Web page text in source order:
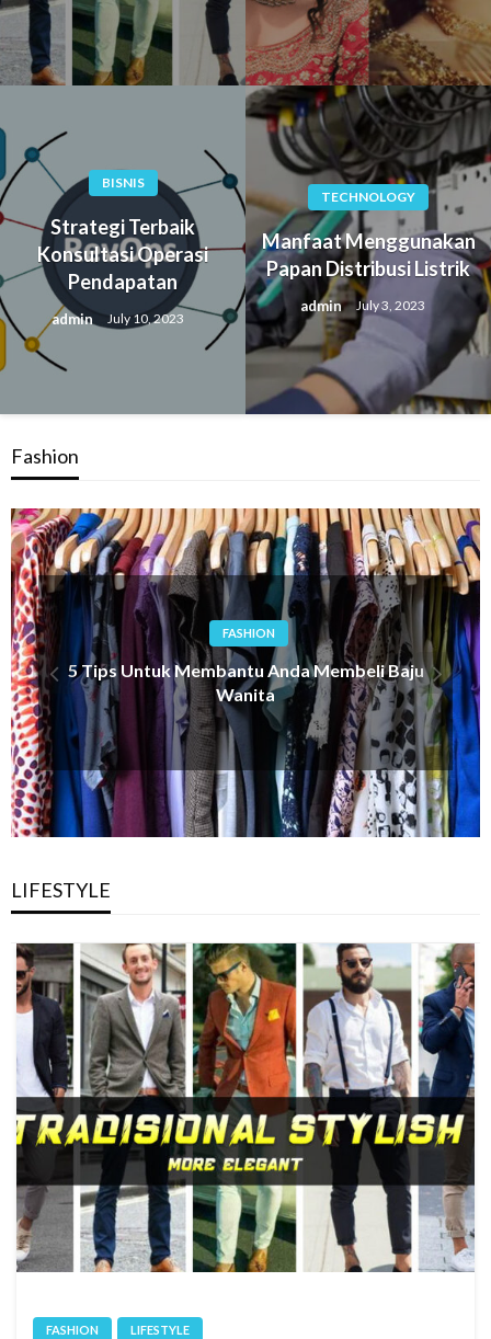
BISNIS
Strategi Terbaik
Konsultasi Operasi
Pendapatan
admin July 10, 2023
TECHNOLOGY
Manfaat Menggunakan
Papan Distribusi Listrik
admin July 3, 2023
Fashion
FASHION LIFESTYLE
Pakaian setelan Pria desain Stylish Premium
LIFESTYLE
FASHION LIFESTYLE